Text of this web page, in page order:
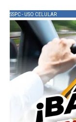
SSPC - USO CELULAR